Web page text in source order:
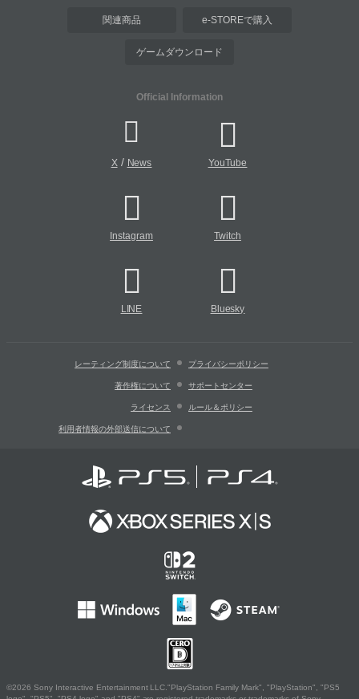
関連商品 e-STOREで購入
ゲームダウンロード
Official Information
X/ News YouTube
Instagram Twitch
LINE Bluesky
レーティング制度について プライバシーポリシー
著作権について サポートセンター
ライセンス ルール＆ポリシー
利用者情報の外部送信について
©2026 Sony Interactive Entertainment LLC."PlayStation Family Mark", "PlayStation", "PS5